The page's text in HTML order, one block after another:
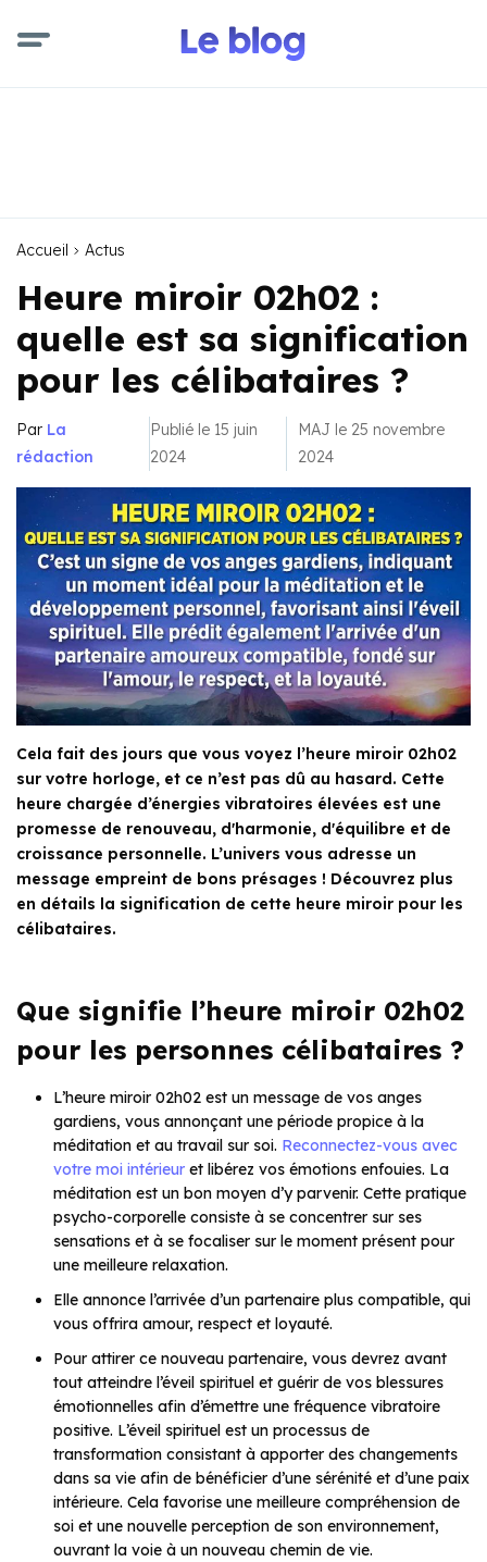
Accueil Actus
Heure miroir 02h02 :
quelle est sa signification
pour les célibataires ?
Par La
rédaction
Publié le 15 juin
2024
MAJ le 25 novembre
2024
Cela fait des jours que vous voyez l’heure miroir 02h02
sur votre horloge, et ce n’est pas dû au hasard. Cette
heure chargée d’énergies vibratoires élevées est une
promesse de renouveau, d'harmonie, d'équilibre et de
croissance personnelle. L’univers vous adresse un
message empreint de bons présages ! Découvrez plus
en détails la signification de cette heure miroir pour les
célibataires.
Que signifie l’heure miroir 02h02
pour les personnes célibataires ?
L’heure miroir 02h02 est un message de vos anges
gardiens, vous annonçant une période propice à la
méditation et au travail sur soi. Reconnectez-vous avec
votre moi intérieur et libérez vos émotions enfouies. La
méditation est un bon moyen d’y parvenir. Cette pratique
psycho-corporelle consiste à se concentrer sur ses
sensations et à se focaliser sur le moment présent pour
une meilleure relaxation.
Elle annonce l’arrivée d’un partenaire plus compatible, qui
vous offrira amour, respect et loyauté.
Pour attirer ce nouveau partenaire, vous devrez avant
tout atteindre l’éveil spirituel et guérir de vos blessures
émotionnelles afin d’émettre une fréquence vibratoire
positive. L’éveil spirituel est un processus de
transformation consistant à apporter des changements
dans sa vie afin de bénéficier d’une sérénité et d’une paix
intérieure. Cela favorise une meilleure compréhension de
soi et une nouvelle perception de son environnement,
ouvrant la voie à un nouveau chemin de vie.